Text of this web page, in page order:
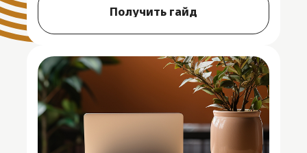
Получить гайд